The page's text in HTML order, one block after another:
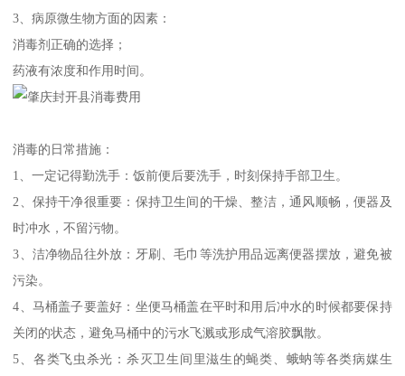
3、病原微生物方面的因素：
消毒剂正确的选择；
药液有浓度和作用时间。
消毒的日常措施：
1、一定记得勤洗手：饭前便后要洗手，时刻保持手部卫生。
2、保持干净很重要：保持卫生间的干燥、整洁，通风顺畅，便器及
时冲水，不留污物。
3、洁净物品往外放：牙刷、毛巾等洗护用品远离便器摆放，避免被
污染。
4、马桶盖子要盖好：坐便马桶盖在平时和用后冲水的时候都要保持
关闭的状态，避免马桶中的污水飞溅或形成气溶胶飘散。
5、各类飞虫杀光：杀灭卫生间里滋生的蝇类、蛾蚋等各类病媒生